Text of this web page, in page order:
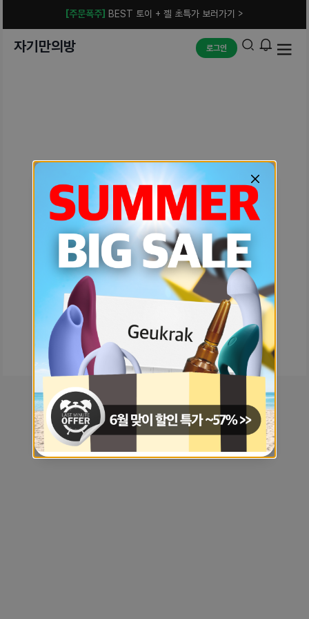
[주문폭주] BEST 토이 + 젤 초특가 보러가기 >
자기만의방 로그인
예상치 못한 에러입니다.